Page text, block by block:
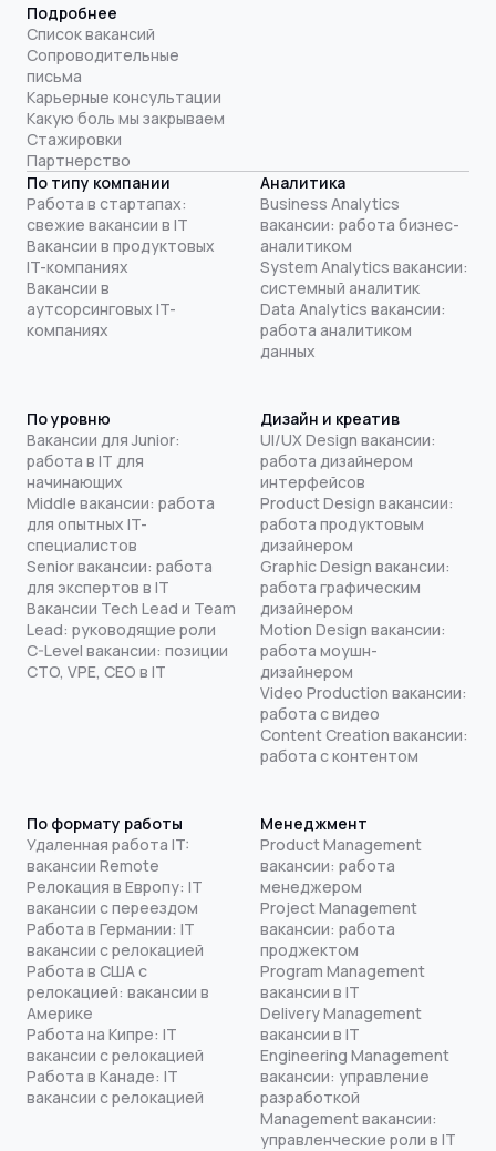
Подробнее
Список вакансий
Сопроводительные
письма
Карьерные консультации
Какую боль мы закрываем
Стажировки
Партнерство
По типу компании
Работа в стартапах:
свежие вакансии в IT
Вакансии в продуктовых
IT-компаниях
Вакансии в
аутсорсинговых IT-
компаниях
Аналитика
Business Analytics
вакансии: работа бизнес-
аналитиком
System Analytics вакансии:
системный аналитик
Data Analytics вакансии:
работа аналитиком
данных
По уровню
Вакансии для Junior:
работа в IT для
начинающих
Middle вакансии: работа
для опытных IT-
специалистов
Senior вакансии: работа
для экспертов в IT
Вакансии Tech Lead и Team
Lead: руководящие роли
C-Level вакансии: позиции
CTO, VPE, CEO в IT
Дизайн и креатив
UI/UX Design вакансии:
работа дизайнером
интерфейсов
Product Design вакансии:
работа продуктовым
дизайнером
Graphic Design вакансии:
работа графическим
дизайнером
Motion Design вакансии:
работа моушн-
дизайнером
Video Production вакансии:
работа с видео
Content Creation вакансии:
работа с контентом
По формату работы
Удаленная работа IT:
вакансии Remote
Релокация в Европу: IT
вакансии с переездом
Работа в Германии: IT
вакансии с релокацией
Работа в США с
релокацией: вакансии в
Америке
Работа на Кипре: IT
вакансии с релокацией
Работа в Канаде: IT
вакансии с релокацией
Менеджмент
Product Management
вакансии: работа
менеджером
Project Management
вакансии: работа
проджектом
Program Management
вакансии в IT
Delivery Management
вакансии в IT
Engineering Management
вакансии: управление
разработкой
Management вакансии:
управленческие роли в IT